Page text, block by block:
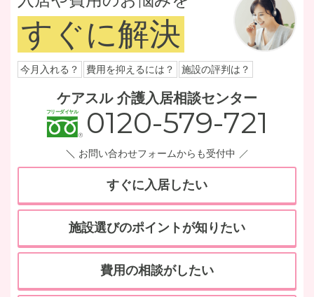
すぐに解決
今月入れる？ 費用を抑えるには？ 施設の評判は？
ケアスル 介護入居相談センター
0120-579-721
お問い合わせフォームからも受付中
すぐに入居したい
施設選びのポイントが知りたい
費用の相談がしたい